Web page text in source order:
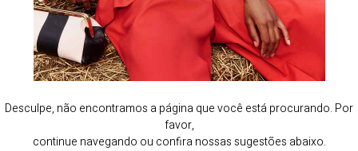
Desculpe, não encontramos a página que você está procurando. Por
favor,
continue navegando ou confira nossas sugestões abaixo.